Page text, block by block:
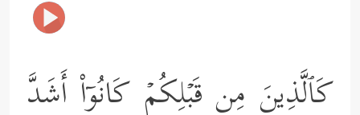
كَٱلَّذِینَ مِن قَبۡلِكُمۡ كَانُوۤاْ أَشَدَّ